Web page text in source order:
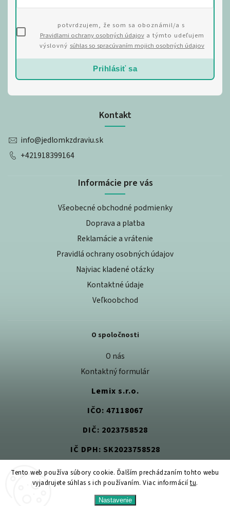
Tento web používa súbory cookie. Ďalším prechádzaním tohto webu
vyjadrujete súhlas s ich používaním. Viac informáciítu.
Nastavenie
Kontakt
info@jedlomkzdraviu.sk
+421918399164
Informácie pre vás
Všeobecné obchodné podmienky
Doprava a platba
Reklamácie a vrátenie
Pravidlá ochrany osobných údajov
Najviac kladené otázky
Kontaktné údaje
Veľkoobchod
O spoločnosti
O nás
Kontaktný formulár
Lemix s.r.o.
IČO: 47118067
DIČ: 2023758528
IČ DPH: SK2023758528
potvrdzujem, že som sa oboznámil/a s
Pravidlami ochrany osobných údajova týmto udeľujem
výslovný súhlas so spracúvaním mojich osobných údajov
Prihlásiť sa
Jedlom k zdraviu. Všetky práva vyhradené.